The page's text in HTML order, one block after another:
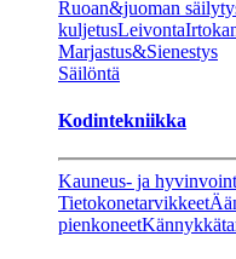
Ruoan&juoman
kuljetusLeivonta
Marjastus&Sienestys
Säilöntä
Kodintekniikka
Kauneus- ja
Tietokonetarvikkeet
pienkoneet